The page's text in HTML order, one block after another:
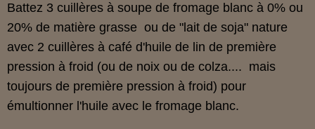
Battez 3 cuillères à soupe de fromage blanc à 0% ou
20% de matière grasse ou de "lait de soja" nature
avec 2 cuillères à café d'huile de lin de première
pression à froid (ou de noix ou de colza.... mais
toujours de première pression à froid) pour
émultionner l'huile avec le fromage blanc.